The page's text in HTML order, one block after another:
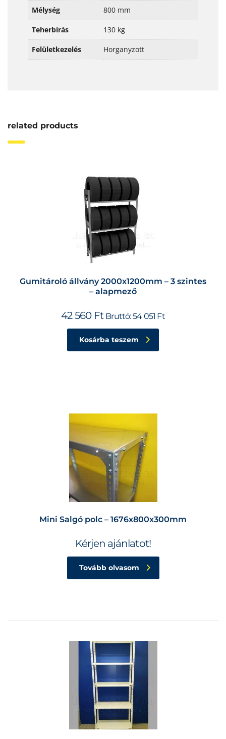
Mélység 800 mm
Teherbírás 130 kg
Felületkezelés Horganyzott
related products
Gumitároló állvány 2000x1200mm – 3 szintes
– alapmező
42 560 Ft Bruttó:54 051 Ft
Kosárba teszem
Mini Salgó polc – 1676x800x300mm
Kérjen ajánlatot!
Tovább olvasom